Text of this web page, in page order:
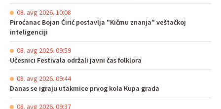
08. avg 2026. 10:08
Piroćanac Bojan Ćirić postavlja "Kičmu znanja" veštačkoj
inteligenciji
08. avg 2026. 09:59
Učesnici Festivala održali javni čas folklora
08. avg 2026. 09:44
Danas se igraju utakmice prvog kola Kupa grada
08. avg 2026. 09:37